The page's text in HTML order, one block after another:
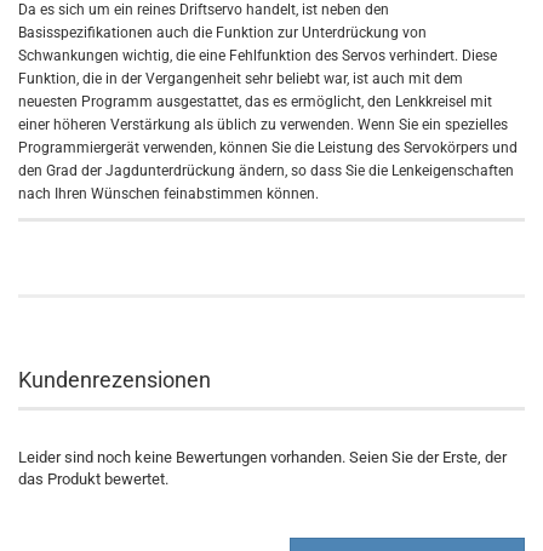
Da es sich um ein reines Driftservo handelt, ist neben den
Basisspezifikationen auch die Funktion zur Unterdrückung von
Schwankungen wichtig, die eine Fehlfunktion des Servos verhindert. Diese
Funktion, die in der Vergangenheit sehr beliebt war, ist auch mit dem
neuesten Programm ausgestattet, das es ermöglicht, den Lenkkreisel mit
einer höheren Verstärkung als üblich zu verwenden. Wenn Sie ein spezielles
Programmiergerät verwenden, können Sie die Leistung des Servokörpers und
den Grad der Jagdunterdrückung ändern, so dass Sie die Lenkeigenschaften
nach Ihren Wünschen feinabstimmen können.
Kundenrezensionen
Leider sind noch keine Bewertungen vorhanden. Seien Sie der Erste, der
das Produkt bewertet.